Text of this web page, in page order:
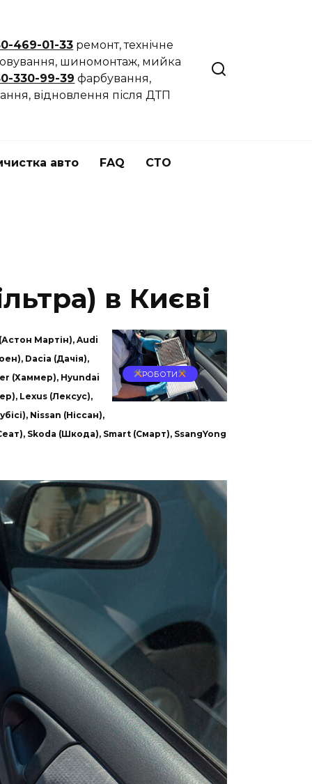
469-01-33 ремонт, технічне
шиномонтаж, мийка
330-99-39 фарбування,
відновлення після ДТП
авто FAQ СТО
в Києві
РОБОТИ
Мартін), Audi
Dacia (Дачія),
(Хаммер), Hyundai
Lexus (Лексус),
Nissan (Ніссан),
Skoda (Шкода), Smart (Смарт), SsangYong